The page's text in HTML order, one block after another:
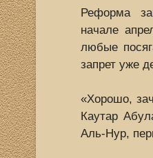
Реформа
начале
любые
запрет уже
«Хорошо,
Каутар
Аль-Нур,